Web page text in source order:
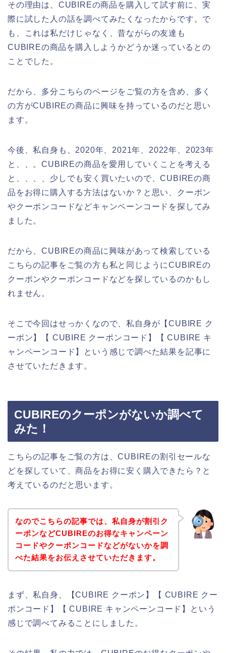
その理由は、CUBIREの商品を購入して試す前に、実
際に試した人の話を調べてみたくなったからです。で
も、これは私だけじゃなく、昔ながらの友達も
CUBIREの商品を購入しようかどうか迷っているとの
ことでした。
だから、多分こちらのページをご覧の方を含め、多く
の方がCUBIREの商品に興味を持っているのだと思い
ます。
今後、私自身も、2020年、2021年、2022年、2023年
と、、。CUBIREの商品を愛用していくことを考える
と、、、、少しでも安く買いたいので、CUBIREの商
品をお得に購入する方法はないか？と思い、クーポン
やクーポンコードなどキャンペーンコードを探してみ
ました。
だから、CUBIREの商品に興味があって検索している
こちらの記事をご覧の方も私と同じようにCUBIREの
クーポンやクーポンコードなどを探しているのかもし
れません。
そこで今回はせっかくなので、私自身が【CUBIRE ク
ーポン】【 CUBIRE クーポンコード】【 CUBIRE キ
ャンペーンコード】という感じで調べた結果を記事に
させていただきます。
CUBIREのクーポンがないか調べて
みた！
こちらの記事をご覧の方は、CUBIREの割引セールな
どを探していて、商品をお得に安く購入できたら？と
考えているのだと思います。
なのでこちらの記事では、私自身が割引ク
ーポンなどCUBIREのお得なキャンペーン
コードやクーポンコードなどがないかを調
べた結果をお伝えさせていただきます。
まず、私自身、【CUBIRE クーポン】【 CUBIRE クー
ポンコード】【 CUBIRE キャンペーンコード】という
感じで調べてみることにしました。